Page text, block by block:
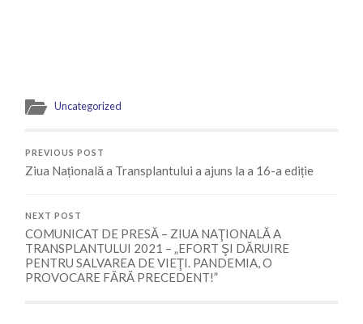
Uncategorized
PREVIOUS POST
Ziua Națională a Transplantului a ajuns la a 16-a ediție
NEXT POST
COMUNICAT DE PRESĂ – ZIUA NAŢIONALĂ A
TRANSPLANTULUI 2021 – „EFORT ŞI DĂRUIRE
PENTRU SALVAREA DE VIEŢI. PANDEMIA, O
PROVOCARE FĂRĂ PRECEDENT!”